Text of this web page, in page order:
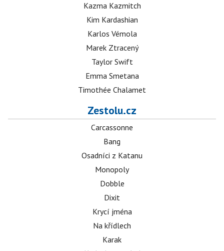
Kazma Kazmitch
Kim Kardashian
Karlos Vémola
Marek Ztracený
Taylor Swift
Emma Smetana
Timothée Chalamet
Zestolu.cz
Carcassonne
Bang
Osadníci z Katanu
Monopoly
Dobble
Dixit
Krycí jména
Na křídlech
Karak